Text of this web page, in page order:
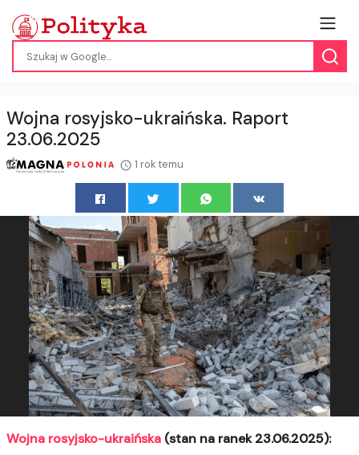
Wojna rosyjsko-ukraińska. Raport
23.06.2025
1 rok temu
Wojna rosyjsko-ukraińska (stan na ranek 23.06.2025):